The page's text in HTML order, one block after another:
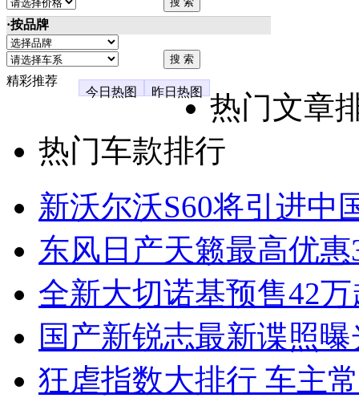
·按品牌
精彩推荐
今日热图
昨日热图
热门文章
热门车款排行
新沃尔沃S60将引进中
东风日产天籁最高优
全新大切诺基预售42
国产新锐志最新谍照
狂虐指数大排行 车主